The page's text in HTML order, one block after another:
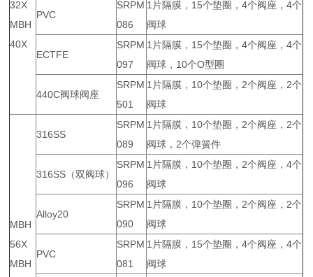
32X
MBH
40X
PVC
SRPM
086
1片隔膜，15个垫圈，4个阀座，4个
阀球
ECTFE
SRPM
097
1片隔膜，15个垫圈，4个阀座，4个
阀球，10个O型圈
440C阀球阀座
SRPM
501
1片隔膜，10个垫圈，2个阀座，2个
阀球
MBH
56X
MBH
316SS
SRPM
089
1片隔膜，10个垫圈，2个阀座，2个
阀球，2个弹簧件
316SS（双阀球）
SRPM
096
1片隔膜，10个垫圈，2个阀座，4个
阀球
Alloy20
SRPM
090
1片隔膜，10个垫圈，2个阀座，2个
阀球
PVC
SRPM
081
1片隔膜，15个垫圈，4个阀座，4个
阀球